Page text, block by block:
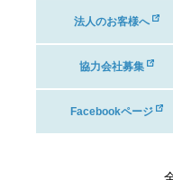
法人のお客様へ
協力会社募集
Facebookページ